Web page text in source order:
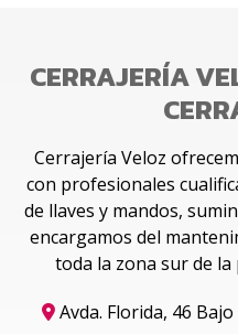
CERRAJERÍA
Cerrajería Veloz
con profesionales
de llaves y mandos,
encargamos del
toda la zona sur de
Avda. Florida, 46